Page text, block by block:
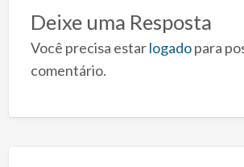
Deixe uma Resposta
Você precisa estarlogadopara
comentário.